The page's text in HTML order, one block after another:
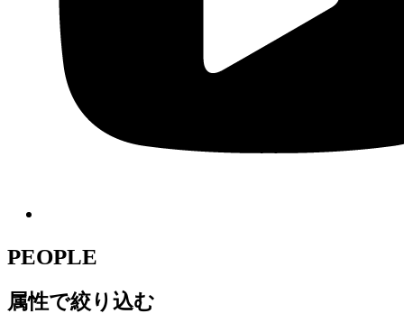
PEOPLE
属性で絞り込む